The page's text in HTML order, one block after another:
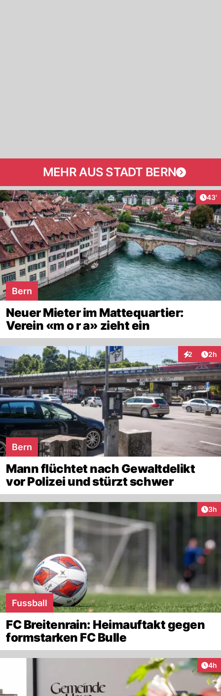
MEHR AUS STADT BERN
43'
Bern
Neuer Mieter im Mattequartier:
Verein «m o r a» zieht ein
2 2h
Bern
Mann flüchtet nach Gewaltdelikt
vor Polizei und stürzt schwer
3h
Fussball
FC Breitenrain: Heimauftakt gegen
formstarken FC Bulle
4h